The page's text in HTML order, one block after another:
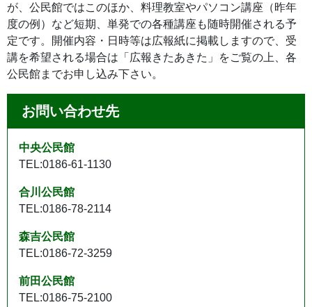
が、公民館ではこのほか、料理教室やパソコン講座（昨年
度の例）など短期、単発での各種講座も随時開催される予
定です。開催内容・日時等は広報紙に掲載しますので、受
講を希望される場合は「広報きたあきた」をご覧の上、各
公民館までお申し込み下さい。
お問い合わせ先
中央公民館
TEL:0186-61-1130
合川公民館
TEL:0186-78-2114
森吉公民館
TEL:0186-72-3259
前田公民館
TEL:0186-75-2100